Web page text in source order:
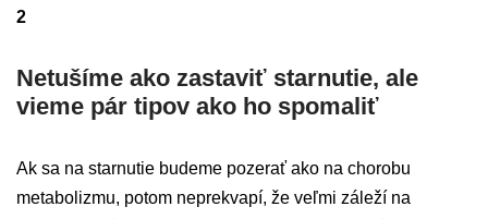
2
Netušíme ako zastaviť starnutie, ale
vieme pár tipov ako ho spomaliť
Ak sa na starnutie budeme pozerať ako na chorobu
metabolizmu, potom neprekvapí, že veľmi záleží na